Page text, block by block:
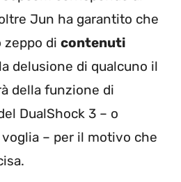
Jun ha garantito che
zeppo di contenuti
delusione di qualcuno il
della funzione di
DualShock 3 – o
– per il motivo che